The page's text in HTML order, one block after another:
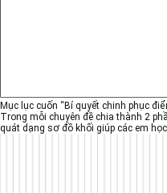
Mục lục cuốn “Bí quyết chinh phục
Trong mỗi chuyên đề chia thành 2
quát dạng sơ đồ khối giúp các em